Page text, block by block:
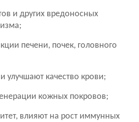
и других вредоносных
печени, почек, головного
улучшают качество крови;
кожных покровов;
влияют на рост иммунных